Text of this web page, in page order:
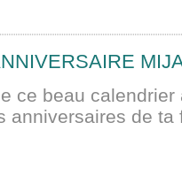
ce beau calendrier
anniversaires de ta